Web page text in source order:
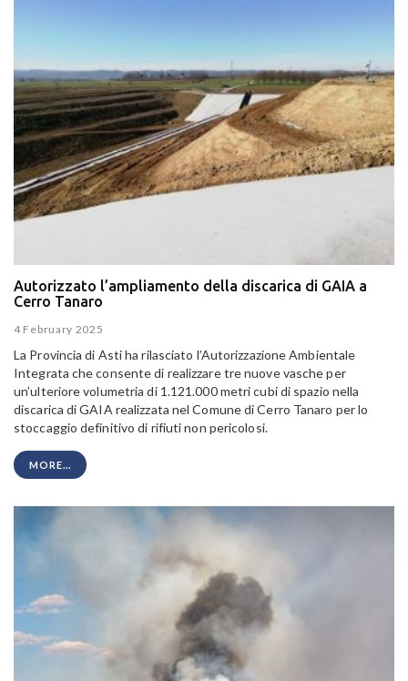
Autorizzato l’ampliamento della discarica di GAIA a
Cerro Tanaro
4 February 2025
La Provincia di Asti ha rilasciato l’Autorizzazione Ambientale
Integrata che consente di realizzare tre nuove vasche per
un’ulteriore volumetria di 1.121.000 metri cubi di spazio nella
discarica di GAIA realizzata nel Comune di Cerro Tanaro per lo
stoccaggio definitivo di rifiuti non pericolosi.
MORE...